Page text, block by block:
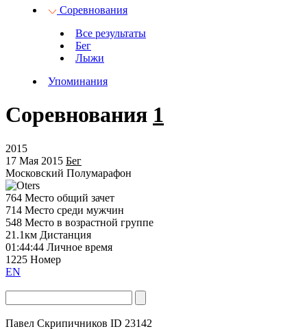
Соревнования
Все результаты
Бег
Лыжи
Упоминания
Соревнования 1
2015
17 Мая 2015 Бег
Московский Полумарафон
764 Место общий зачет
714 Место среди мужчин
548 Место в возрастной группе
21.1км Дистанция
01:44:44 Личное время
1225 Номер
EN
Павел Скрипичников ID 23142